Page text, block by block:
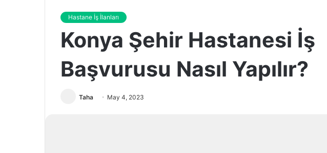
Hastane İş İlanları
Konya Şehir Hastanesi İş
Başvurusu Nasıl Yapılır?
Taha May 4, 2023